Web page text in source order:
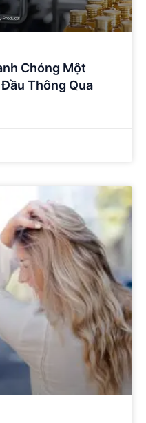
Chóng Một
Thông Qua